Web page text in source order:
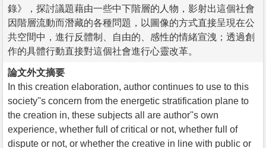
錄》，探討議題藉由一些中下階層的人物，影射出這個社會
因階層流動而潛藏的各種問題，以圖像的方式直接呈現在公
共空間中，進行反體制、自由的、感性的情緒宣洩；透過創
作的具體行動直接對這個社會進行心靈改革。
論文外文摘要
In this creation elaboration, author continues to use to this
society''s concern from the energetic stratification plane to
the creation in, these subjects all are author''s own
experience, whether full of critical or not, whether full of
dispute or not, or whether the creative in line with public or